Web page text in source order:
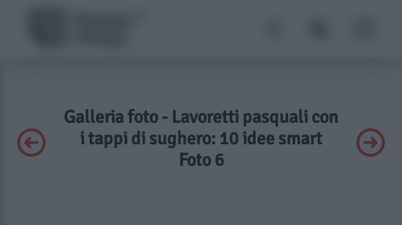
Galleria foto - Lavoretti pasquali con
i tappi di sughero: 10 idee smart
Foto 6